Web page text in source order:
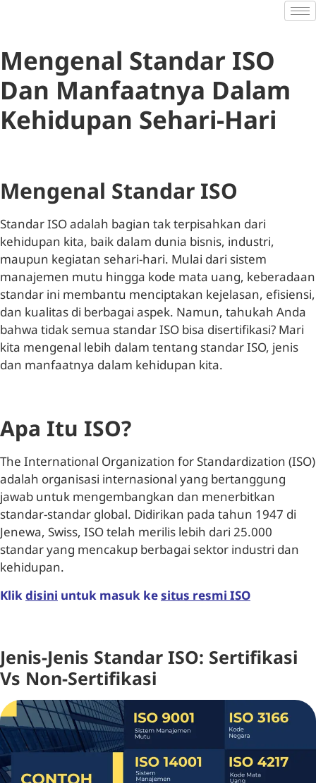
Mengenal Standar ISO
Dan Manfaatnya Dalam
Kehidupan Sehari-Hari
Mengenal Standar ISO
Standar ISO adalah bagian tak terpisahkan dari
kehidupan kita, baik dalam dunia bisnis, industri,
maupun kegiatan sehari-hari. Mulai dari sistem
manajemen mutu hingga kode mata uang, keberadaan
standar ini membantu menciptakan kejelasan, efisiensi,
dan kualitas di berbagai aspek. Namun, tahukah Anda
bahwa tidak semua standar ISO bisa disertifikasi? Mari
kita mengenal lebih dalam tentang standar ISO, jenis
dan manfaatnya dalam kehidupan kita.
Apa Itu ISO?
The International Organization for Standardization (ISO)
adalah organisasi internasional yang bertanggung
jawab untuk mengembangkan dan menerbitkan
standar-standar global. Didirikan pada tahun 1947 di
Jenewa, Swiss, ISO telah merilis lebih dari 25.000
standar yang mencakup berbagai sektor industri dan
kehidupan.
Klikdisini untuk masuk kesitus resmi ISO
Jenis-Jenis Standar ISO: Sertifikasi
Vs Non-Sertifikasi